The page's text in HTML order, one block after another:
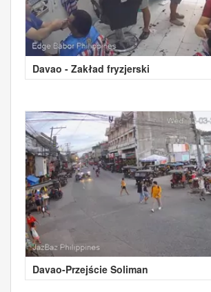
Davao - Zakład fryzjerski
Davao-Przejście Soliman